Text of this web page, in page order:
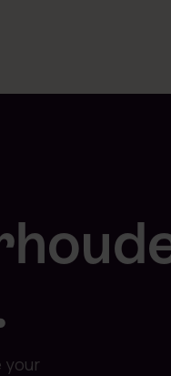
your